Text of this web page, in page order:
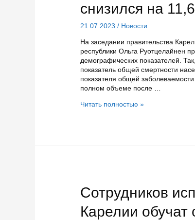
в
снизился на
21.07.2023 / Новости
На заседании правительства
республики Ольга Руотцелайнен
демографических показателей.
показатель общей смертности
показателя общей
полном объеме после …
В
общей
смертности
в
Карелии
Читать полностью »
Сотрудников
Карелии обучат